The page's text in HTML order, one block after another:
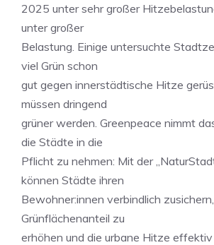
2025 unter sehr großer
unter großer
Belastung. Einige untersuchte
viel Grün schon
gut gegen innerstädtische Hitze
müssen dringend
grüner werden. Greenpeace nimmt
die Städte in die
Pflicht zu nehmen: Mit der
können Städte ihren
Bewohner:innen verbindlich
Grünflächenanteil zu
erhöhen und die urbane Hitze